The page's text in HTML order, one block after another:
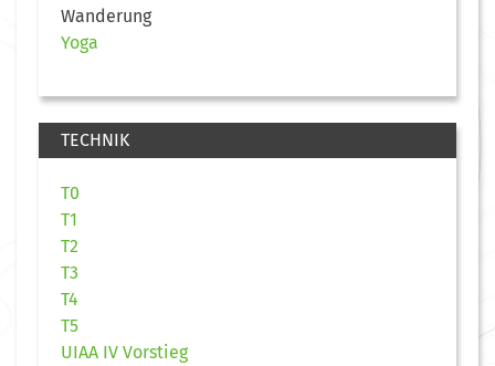
Wanderung
Yoga
TECHNIK
T0
T1
T2
T3
T4
T5
UIAA IV Vorstieg